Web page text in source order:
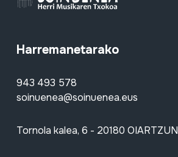
Harremanetarako
943 493 578
soinuenea@soinuenea.eus
Tornola kalea, 6 - 20180 OIARTZUN